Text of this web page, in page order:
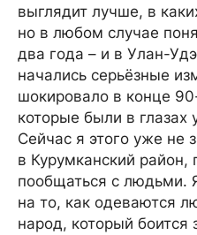
выглядит лучше, в
но в любом случае
два года – и в Улан-
начались серьёзные
шокировало в конце
которые были в глазах
Сейчас я этого уже не
в Курумканский район,
пообщаться с людьми.
на то, как одеваются
народ, который боится